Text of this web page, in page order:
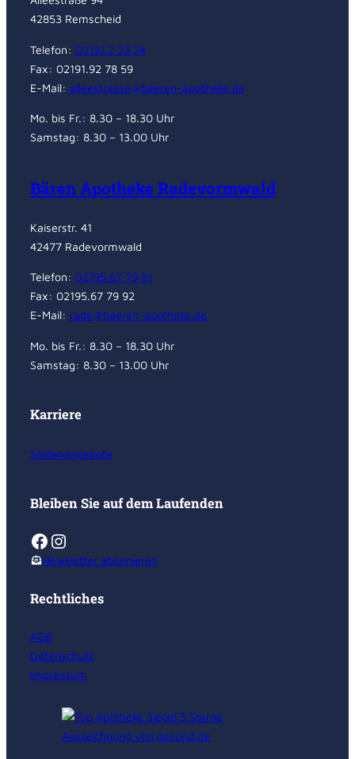
42853 Remscheid
Telefon: 02191.2 23 24
Fax: 02191.92 78 59
E-Mail: alleestrasse@baeren-apotheke.de
Mo. bis Fr.: 8.30 – 18.30 Uhr
Samstag: 8.30 – 13.00 Uhr
Bären Apotheke Radevormwald
Kaiserstr. 41
42477 Radevormwald
Telefon: 02195.67 79 91
Fax: 02195.67 79 92
E-Mail: rade@baeren-apotheke.de
Mo. bis Fr.: 8.30 – 18.30 Uhr
Samstag: 8.30 – 13.00 Uhr
Karriere
Stellenangebote
Bleiben Sie auf dem Laufenden
Facebook
Instagram
Newsletter abonnieren
Rechtliches
AGB
Datenschutz
Impressum